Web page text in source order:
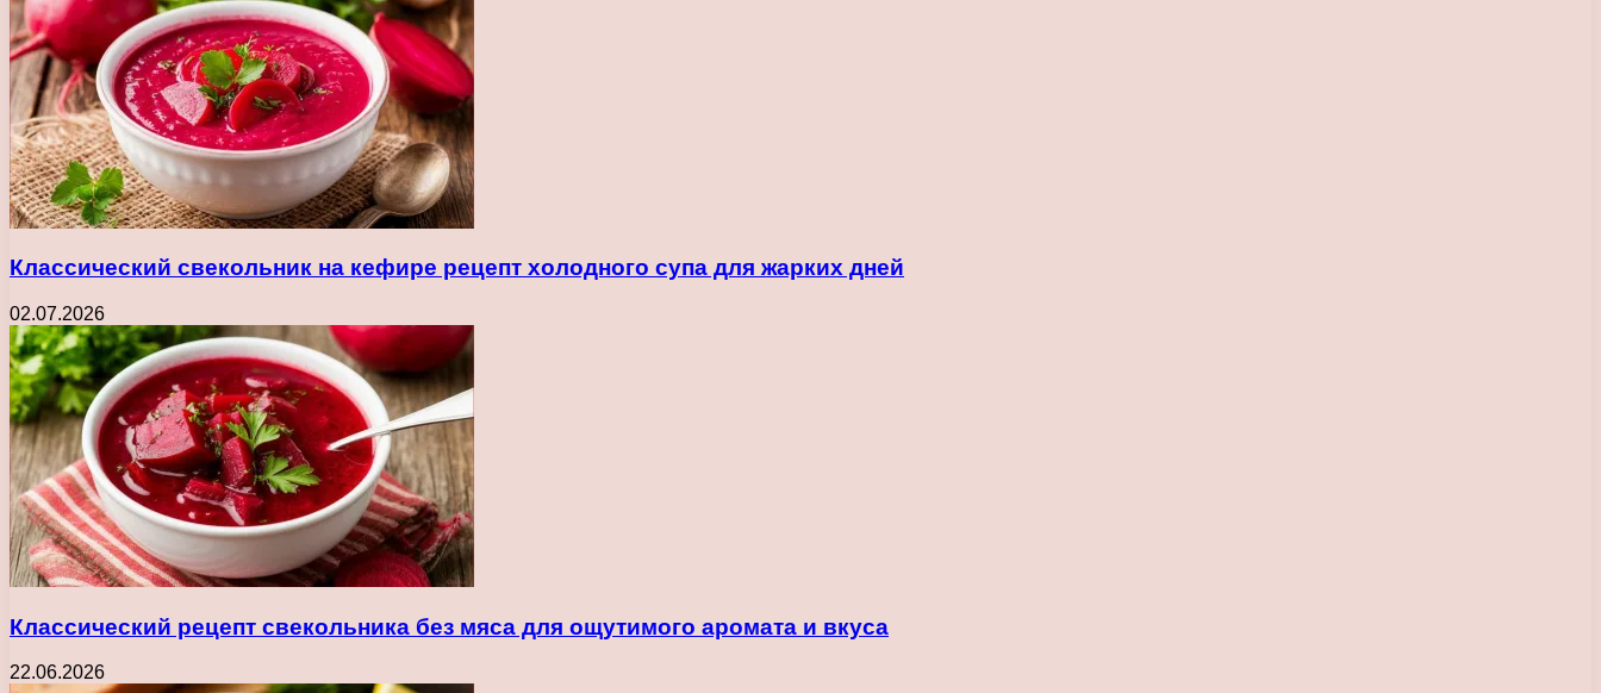
Классический свекольник на кефире рецепт холодного супа для жарких дней
02.07.2026
Классический рецепт свекольника без мяса для ощутимого аромата и вкуса
22.06.2026